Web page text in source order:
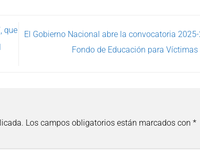
que
El Gobierno Nacional abre la convocatoria
Fondo de Educación para Víctimas
Los campos obligatorios están marcados con *